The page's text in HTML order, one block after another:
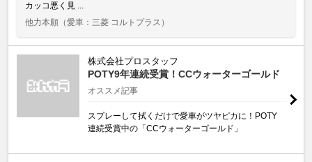
カッコ悪く見 ...
他力本願 （愛車：三菱 コルトプラス）
株式会社プロスタッフ
POTY9年連続受賞！CCウォーターゴールド
オススメ記事
スプレーして拭くだけで愛車がツヤピカに！POTY
連続受賞中の「CCウォーターゴールド」